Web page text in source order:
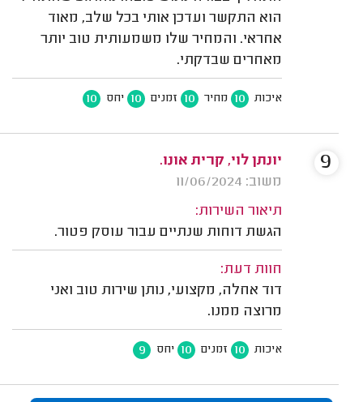
הוא התקשר ועדכן אותי בכל שלב, מאוד
אחראי. והמחיר שלו משמעותית טוב יותר
מאחרים שבדקתי.
איכות 10 מחיר 10 זמנים 10 יחס 10
יונתן לוי, קרית אונו.
משוב: 11/06/2024
תיאור השירות:
הגשת דוחות שנתיים עבור עוסק פטור.
חוות דעת:
דוד אחלה, מקצועי, נותן שירות טוב ואני
מרוצה ממנו.
איכות 10 זמנים 10 יחס 9
9